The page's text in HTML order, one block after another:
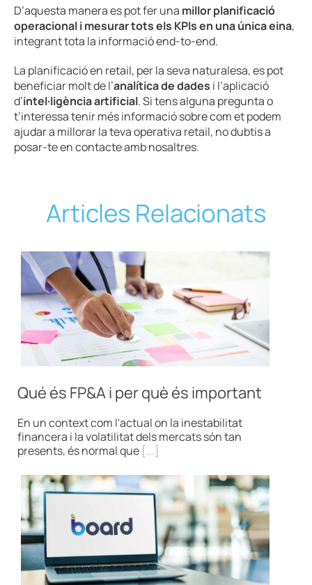
D’aquesta manera es pot fer una millor planificació
operacional i mesurar tots els KPIs en una única eina,
integrant tota la informació end-to-end.
La planificació en retail, per la seva naturalesa, es pot
beneficiar molt de l’analítica de dades i l’aplicació
d’intel·ligència artificial. Si tens alguna pregunta o
t’interessa tenir més informació sobre com et podem
ajudar a millorar la teva operativa retail, no dubtis a
posar-te en contacte amb nosaltres.
Articles Relacionats
Qué és FP&A i per què és important
En un context com l'actual on la inestabilitat
financera i la volatilitat dels mercats són tan
presents, és normal que [...]